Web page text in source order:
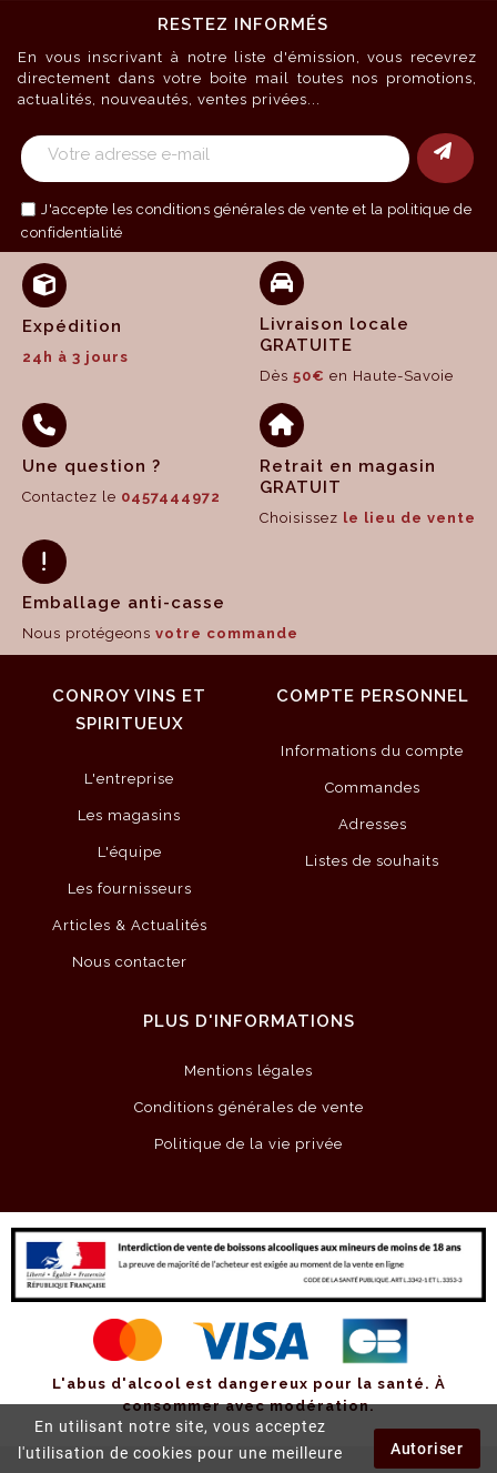
En utilisant notre site, vous acceptez
l'utilisation de cookies pour une meilleure
Autoriser
RESTEZ INFORMÉS
En vous inscrivant à notre liste d'émission, vous recevrez
directement dans votre boite mail toutes nos promotions,
actualités, nouveautés, ventes privées...
J'accepte les conditions générales de vente et la politique de
confidentialité
Expédition
24h à 3 jours
Livraison locale
GRATUITE
Dès 50€ en Haute-Savoie
Une question ?
Contactez le 0457444972
Retrait en magasin
GRATUIT
Choisissez le lieu de vente
Emballage anti-casse
Nous protégeons votre commande
CONROY VINS ET
SPIRITUEUX
L'entreprise
Les magasins
L'équipe
Les fournisseurs
Articles & Actualités
Nous contacter
COMPTE PERSONNEL
Informations du compte
Commandes
Adresses
Listes de souhaits
PLUS D'INFORMATIONS
Mentions légales
Conditions générales de vente
Politique de la vie privée
L'abus d'alcool est dangereux pour la santé. À
consommer avec modération.